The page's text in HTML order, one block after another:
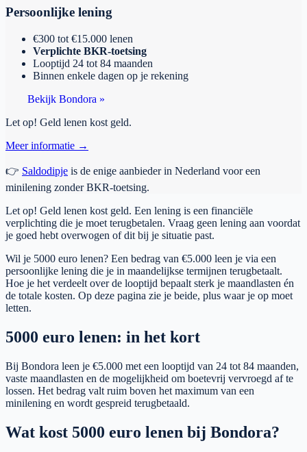
Persoonlijke lening
€300 tot €15.000 lenen
Verplichte BKR-toetsing
Looptijd 24 tot 84 maanden
Binnen enkele dagen op je rekening
Bekijk Bondora »
Let op! Geld lenen kost geld.
Meer informatie →
👉 Saldodipje is de enige aanbieder in Nederland voor een
minilening zonder BKR-toetsing.
Let op! Geld lenen kost geld. Een lening is een financiële
verplichting die je moet terugbetalen. Vraag geen lening aan voordat
je goed hebt overwogen of dit bij je situatie past.
Wil je 5000 euro lenen? Een bedrag van €5.000 leen je via een
persoonlijke lening die je in maandelijkse termijnen terugbetaalt.
Hoe je het verdeelt over de looptijd bepaalt sterk je maandlasten én
de totale kosten. Op deze pagina zie je beide, plus waar je op moet
letten.
5000 euro lenen: in het kort
Bij Bondora leen je €5.000 met een looptijd van 24 tot 84 maanden,
vaste maandlasten en de mogelijkheid om boetevrij vervroegd af te
lossen. Het bedrag valt ruim boven het maximum van een
minilening en wordt gespreid terugbetaald.
Wat kost 5000 euro lenen bij Bondora?